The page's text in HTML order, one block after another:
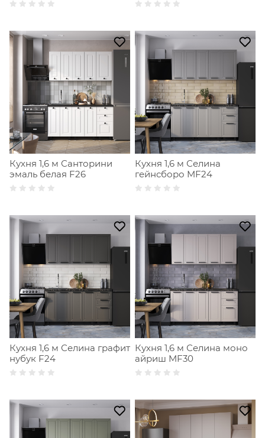
Кухня 1,6 м Санторини
эмаль белая F26
Кухня 1,6 м Селина
гейнсборо MF24
Кухня 1,6 м Селина графит
нубук F24
Кухня 1,6 м Селина моно
айриш MF30